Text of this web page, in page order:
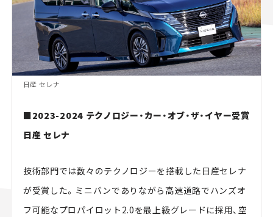
日産 セレナ
■2023-2024 テクノロジー・カー・オブ・ザ・イヤー受賞
日産 セレナ
技術部門では数々のテクノロジーを搭載した日産セレナ
が受賞した。ミニバンでありながら高速道路でハンズオ
フ可能なプロパイロット2.0を最上級グレードに採用、空